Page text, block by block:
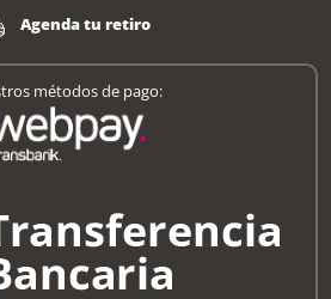
Agenda tu retiro
métodos de pago: